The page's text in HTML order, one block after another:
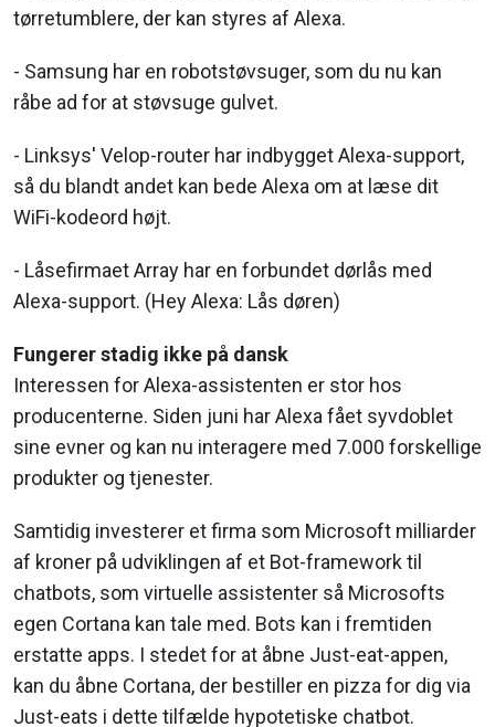
tørretumblere, der kan styres af Alexa.
- Samsung har en robotstøvsuger, som du nu kan
råbe ad for at støvsuge gulvet.
- Linksys' Velop-router har indbygget Alexa-support,
så du blandt andet kan bede Alexa om at læse dit
WiFi-kodeord højt.
- Låsefirmaet Array har en forbundet dørlås med
Alexa-support. (Hey Alexa: Lås døren)
Fungerer stadig ikke på dansk
Interessen for Alexa-assistenten er stor hos
producenterne. Siden juni har Alexa fået syvdoblet
sine evner og kan nu interagere med 7.000 forskellige
produkter og tjenester.
Samtidig investerer et firma som Microsoft milliarder
af kroner på udviklingen af et Bot-framework til
chatbots, som virtuelle assistenter så Microsofts
egen Cortana kan tale med. Bots kan i fremtiden
erstatte apps. I stedet for at åbne Just-eat-appen,
kan du åbne Cortana, der bestiller en pizza for dig via
Just-eats i dette tilfælde hypotetiske chatbot.